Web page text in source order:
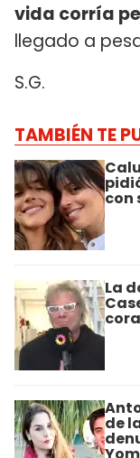
vida corría
llegado a
S.G.
TAMBIÉN TE
con
La
de